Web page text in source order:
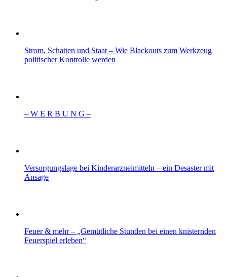
Strom, Schatten und Staat – Wie Blackouts zum Werkzeug
politischer Kontrolle werden
– W Ε R Β U Ν G –
Versorgungslage bei Kinderarzneimitteln – ein Desaster mit
Ansage
Feuer & mehr – „Gemütliche Stunden bei einen knisternden
Feuerspiel erleben“